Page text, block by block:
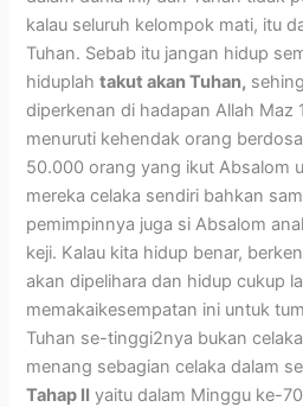
kalau seluruh kelompok mati, itu
Tuhan. Sebab itu jangan hidup
hiduplahtakut akan Tuhan,
diperkenan di hadapan Allah Maz
menuruti kehendak orang
50.000 orang yang ikut Absalom
mereka celaka sendiri bahkan
pemimpinnya juga si Absalom
keji. Kalau kita hidup benar,
akan dipelihara dan hidup cukup
memakaikesempatan ini untuk
Tuhan se-tinggi2nya bukan
menang sebagian celaka dalam
Tahap II yaitu dalam Minggu ke-